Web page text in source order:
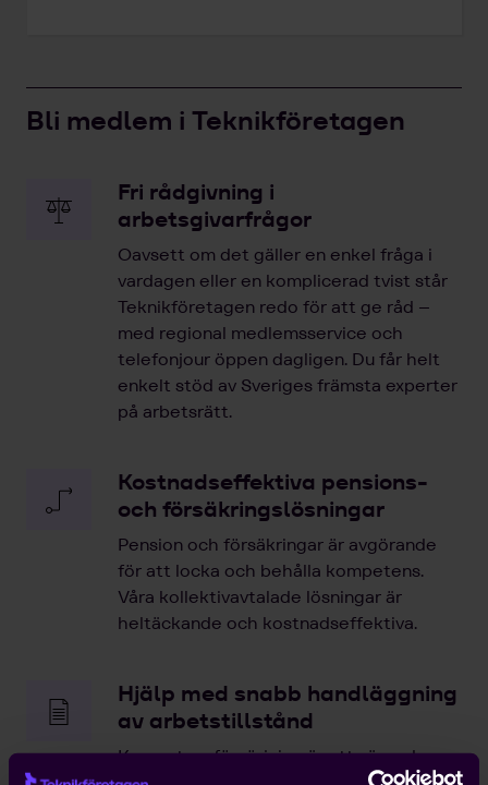
Bli medlem i Teknikföretagen
Fri rådgivning i
arbetsgivarfrågor
Oavsett om det gäller en enkel fråga i
vardagen eller en komplicerad tvist står
Teknikföretagen redo för att ge råd –
med regional medlemsservice och
telefonjour öppen dagligen. Du får helt
enkelt stöd av Sveriges främsta experter
på arbetsrätt.
Kostnadseffektiva pensions-
och försäkringslösningar
Pension och försäkringar är avgörande
för att locka och behålla kompetens.
Våra kollektivavtalade lösningar är
heltäckande och kostnadseffektiva.
Hjälp med snabb handläggning
av arbetstillstånd
Kompetensförsörjning är ett växande